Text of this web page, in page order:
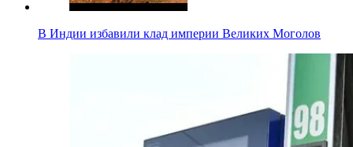
В Индии избавили клад империи Великих Моголов